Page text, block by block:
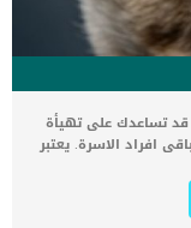
قد تساعدك على تهيأة
افراد الاسرة. يعتبر
والقطط. كما ان القلب
يعتبر قصور فى باقى